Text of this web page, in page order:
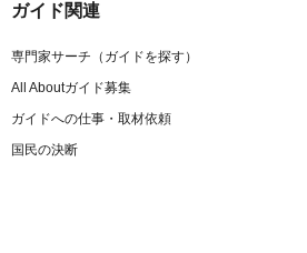
ガイド関連
専門家サーチ（ガイドを探す）
All Aboutガイド募集
ガイドへの仕事・取材依頼
国民の決断